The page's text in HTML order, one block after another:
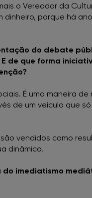
o Vereador da
dinheiro, porque há
do debate
de que forma
É uma maneira de
de um veículo que
vendidos como
dinâmico.
imediatismo